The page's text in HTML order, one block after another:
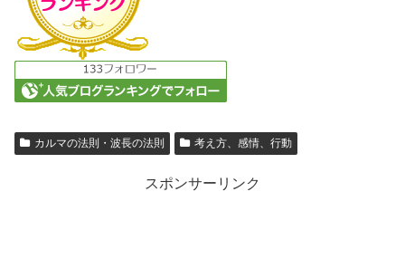
カルマの法則・波長の法則 考え方、感情、行動
スポンサーリンク